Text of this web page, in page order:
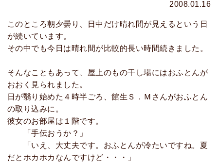
2008.01.16
このところ朝夕曇り、日中だけ晴れ間が見えるという日
が続いています。
その中でも今日は晴れ間が比較的長い時間続きました。
そんなこともあって、屋上のもの干し場にはおふとんが
おおく見られました。
日が翳り始めた４時半ごろ、館生Ｓ．Ｍさんがおふとん
の取り込みに。
彼女のお部屋は１階です。
「手伝おうか？」
「いえ、大丈夫です。おふとんが冷たいですね。夏
だとホカホカなんですけど・・・」